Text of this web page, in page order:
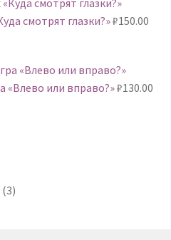
смотрят глазки?»₽150.00
«Влево или вправо?»₽130.00
Сортировка: